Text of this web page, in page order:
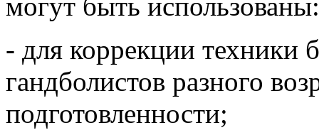
- для коррекции техники
гандболистов разного
подготовленности;